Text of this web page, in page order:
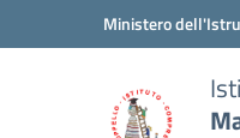
Vai ai contenuti
Vai al menu di navigazione
Ministero